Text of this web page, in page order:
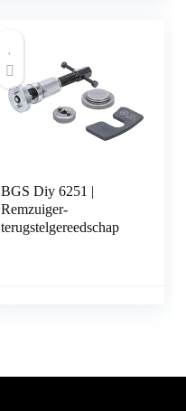
BGS Diy 6251 |
Remzuiger-
terugstelgereedschap